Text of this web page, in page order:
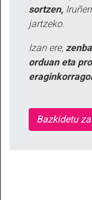
sortzen,
jartzeko.
Izan ere,
orduan eta
Bazkidetu